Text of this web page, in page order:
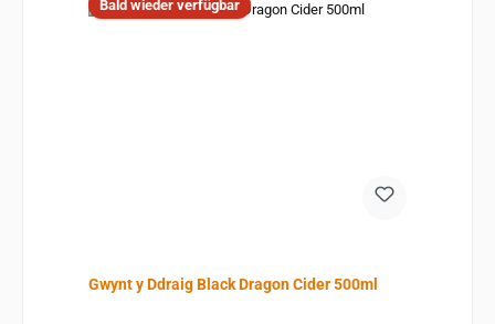
Bald wieder verfügbar
Gwynt y Ddraig Black Dragon Cider 500ml